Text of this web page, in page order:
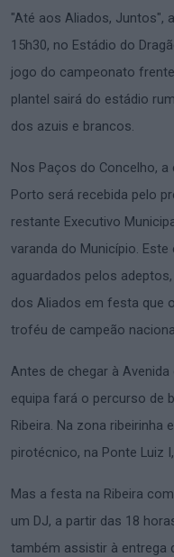
"Até aos Aliados, Juntos",
15h30, no Estádio do
jogo do campeonato
plantel sairá do estádio
dos azuis e brancos.
Nos Paços do Concelho, a
Porto será recebida pelo
restante Executivo
varanda do Município.
aguardados pelos
dos Aliados em festa que
troféu de campeão
Antes de chegar à
equipa fará o percurso de
Ribeira. Na zona ribeirinha
pirotécnico, na Ponte Luiz
Mas a festa na Ribeira
um DJ, a partir das 18
também assistir à entrega